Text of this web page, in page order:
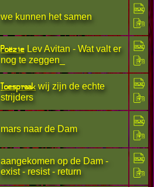
we kunnen het samen
PoëzieLev Avitan - Wat valt er
nog te zeggen_
Toespraak wij zijn de echte
strijders
mars naar de Dam
aangekomen op de Dam -
exist - resist - return